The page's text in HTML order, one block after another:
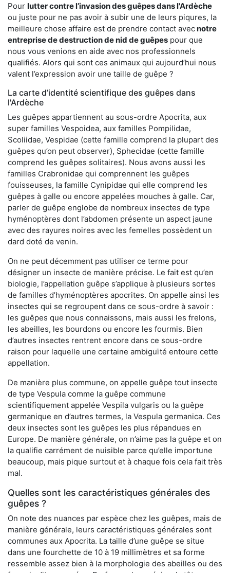
Pour lutter contre l’invasion des guêpes dans l'Ardèche
ou juste pour ne pas avoir à subir une de leurs piqures, la
meilleure chose affaire est de prendre contact avecnotre
entreprise de destruction de nid de guêpes pour que
nous vous venions en aide avec nos professionnels
qualifiés. Alors qui sont ces animaux qui aujourd’hui nous
valent l’expression avoir une taille de guêpe ?
La carte d’identité scientifique des guêpes dans
l'Ardèche
Les guêpes appartiennent au sous-ordre Apocrita, aux
super familles Vespoidea, aux familles Pompilidae,
Scoliidae, Vespidae (cette famille comprend la plupart des
guêpes qu’on peut observer), Sphecidae (cette famille
comprend les guêpes solitaires). Nous avons aussi les
familles Crabronidae qui comprennent les guêpes
fouisseuses, la famille Cynipidae qui elle comprend les
guêpes à galle ou encore appelées mouches à galle. Car,
parler de guêpe englobe de nombreux insectes de type
hyménoptères dont l’abdomen présente un aspect jaune
avec des rayures noires avec les femelles possèdent un
dard doté de venin.
On ne peut décemment pas utiliser ce terme pour
désigner un insecte de manière précise. Le fait est qu’en
biologie, l’appellation guêpe s’applique à plusieurs sortes
de familles d’hyménoptères apocrites. On appelle ainsi les
insectes qui se regroupent dans ce sous-ordre à savoir :
les guêpes que nous connaissons, mais aussi les frelons,
les abeilles, les bourdons ou encore les fourmis. Bien
d’autres insectes rentrent encore dans ce sous-ordre
raison pour laquelle une certaine ambiguïté entoure cette
appellation.
De manière plus commune, on appelle guêpe tout insecte
de type Vespula comme la guêpe commune
scientifiquement appelée Vespila vulgaris ou la guêpe
germanique en d’autres termes, la Vespula germanica. Ces
deux insectes sont les guêpes les plus répandues en
Europe. De manière générale, on n’aime pas la guêpe et on
la qualifie carrément de nuisible parce qu’elle importune
beaucoup, mais pique surtout et à chaque fois cela fait très
mal.
Quelles sont les caractéristiques générales des
guêpes ?
On note des nuances par espèce chez les guêpes, mais de
manière générale, leurs caractéristiques générales sont
communes aux Apocrita. La taille d’une guêpe se situe
dans une fourchette de 10 à 19 millimètres et sa forme
ressemble assez bien à la morphologie des abeilles ou des